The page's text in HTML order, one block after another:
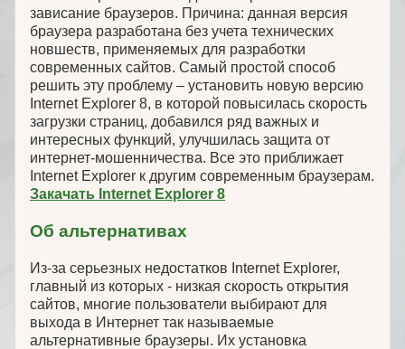
зависание браузеров. Причина: данная версия
браузера разработана без учета технических
новшеств, применяемых для разработки
современных сайтов. Самый простой способ
решить эту проблему – установить новую версию
Internet Explorer 8, в которой повысилась скорость
загрузки страниц, добавился ряд важных и
интересных функций, улучшилась защита от
интернет-мошенничества. Все это приближает
Internet Explorer к другим современным браузерам.
Закачать Internet Explorer 8
Об альтернативах
Из-за серьезных недостатков Internet Explorer,
главный из которых - низкая скорость открытия
сайтов, многие пользователи выбирают для
выхода в Интернет так называемые
альтернативные браузеры. Их установка